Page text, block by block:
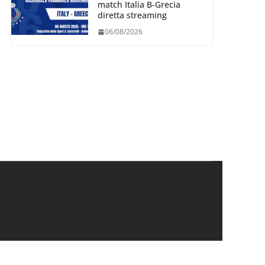
match Italia B-Grecia
diretta streaming
06/08/2026